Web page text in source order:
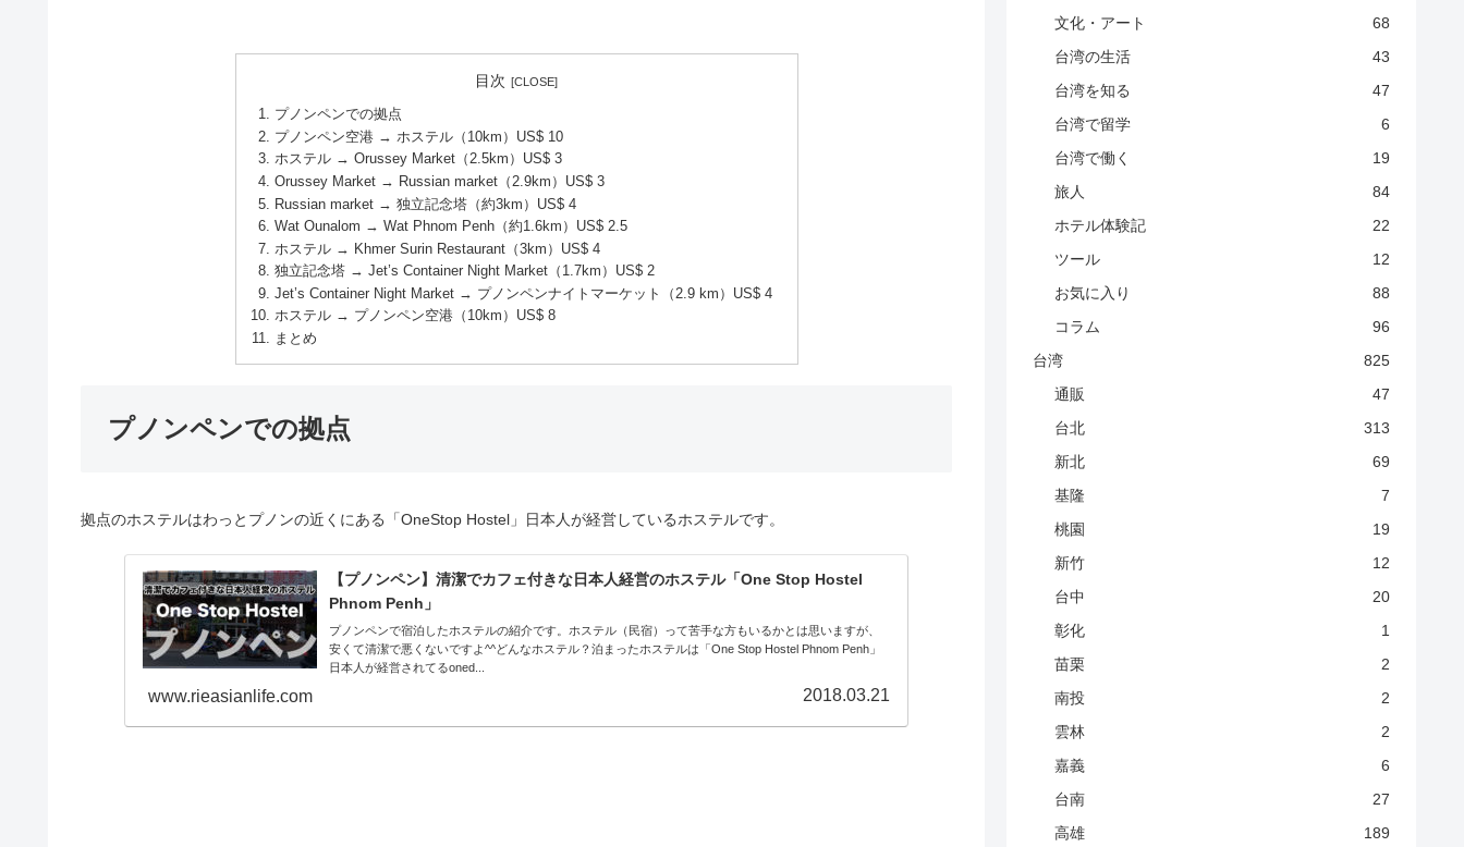
目次
プノンペンでの拠点
プノンペン空港 → ホステル（10km）US$ 10
ホステル → Orussey Market（2.5km）US$ 3
Orussey Market → Russian market（2.9km）US$ 3
Russian market → 独立記念塔（約3km）US$ 4
Wat Ounalom → Wat Phnom Penh（約1.6km）US$ 2.5
ホステル → Khmer Surin Restaurant（3km）US$ 4
独立記念塔 → Jet’s Container Night Market（1.7km）US$ 2
Jet’s Container Night Market → プノンペンナイトマーケット（2.9 km）US$ 4
ホステル → プノンペン空港（10km）US$ 8
まとめ
プノンペンでの拠点
拠点のホステルはわっとプノンの近くにある「OneStop Hostel」日本人が経営しているホステルです。
【プノンペン】清潔でカフェ付きな日本人経営のホステル「One Stop Hostel
Phnom Penh」
プノンペンで宿泊したホステルの紹介です。ホステル（民宿）って苦手な方もいるかとは思いますが、
安くて清潔で悪くないですよ^^どんなホステル？泊まったホステルは「One Stop Hostel Phnom Penh」
日本人が経営されてるoned...
www.rieasianlife.com 2018.03.21
文化・アート
68
台湾の生活
43
台湾を知る
47
台湾で留学
6
台湾で働く
19
旅人
84
ホテル体験記
22
ツール
12
お気に入り
88
コラム
96
台湾
825
通販
47
台北
313
新北
69
基隆
7
桃園
19
新竹
12
台中
20
彰化
1
苗栗
2
南投
2
雲林
2
嘉義
6
台南
27
高雄
189